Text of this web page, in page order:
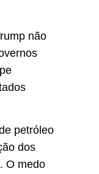
não
petróleo
dos
O medo